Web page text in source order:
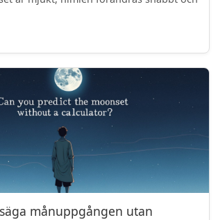
månuppgången utan